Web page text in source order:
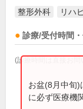
整形外科 リハ
診療/受付時間・
(診療時間は直接お問
お盆(8月中旬)
に必ず医療機